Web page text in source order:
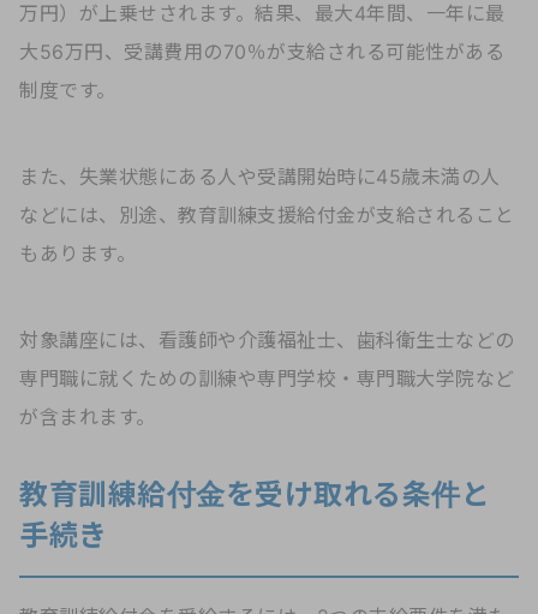
万円）が上乗せされます。結果、最大4年間、一年に最
大56万円、受講費用の70％が支給される可能性がある
制度です。
また、失業状態にある人や受講開始時に45歳未満の人
などには、別途、教育訓練支援給付金が支給されること
もあります。
対象講座には、看護師や介護福祉士、歯科衛生士などの
専門職に就くための訓練や専門学校・専門職大学院など
が含まれます。
教育訓練給付金を受け取れる条件と
手続き